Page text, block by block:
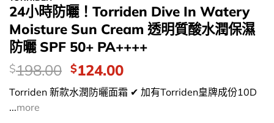
24小時防曬！Torriden Dive In Watery
Moisture Sun Cream 透明質酸水潤保濕
防曬 SPF 50+ PA++++
價
錢：
$198.00 Original
price
was:
$124.00Current
price
is:
Torriden 新款水潤防曬面霜 ✔ 加有Torriden皇牌成份10D
...more